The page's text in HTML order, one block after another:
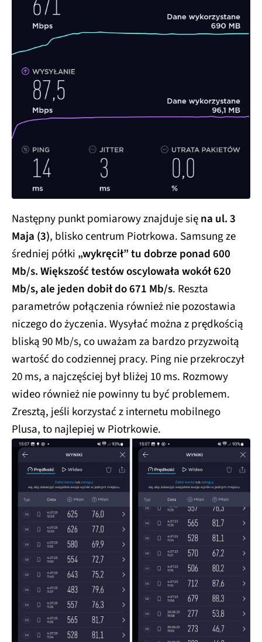
Następny punkt pomiarowy znajduje sięna ul. 3
Maja (3), blisko centrum Piotrkowa. Samsung ze
średniej półki „wykręcił” tu dobrze ponad 600
Mb/s.Większość testów oscylowała wokół 620
Mb/s, ale jeden dobił do 671 Mb/s. Reszta
parametrów połączenia również nie pozostawia
niczego do życzenia. Wysyłać można z prędkością
bliską 90 Mb/s, co uważam za bardzo przyzwoitą
wartość do codziennej pracy. Ping nie przekroczył
20 ms, a najczęściej był bliżej 10 ms. Rozmowy
wideo również nie powinny tu być problemem.
Zresztą, jeśli korzystać z internetu mobilnego
Plusa, to najlepiej w Piotrkowie.